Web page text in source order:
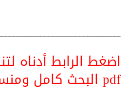
اضغط الرابط أدناه
pdf البحث كامل ومنسق جاهز